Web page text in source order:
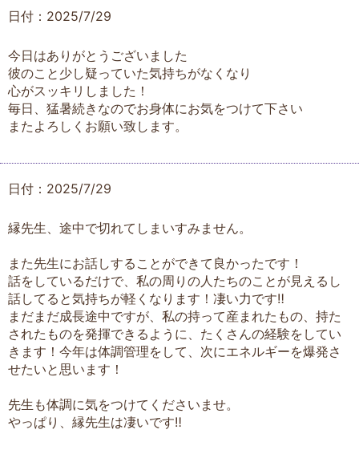
日付：2025/7/29
今日はありがとうございました
彼のこと少し疑っていた気持ちがなくなり
心がスッキリしました！
毎日、猛暑続きなのでお身体にお気をつけて下さい
またよろしくお願い致します。
日付：2025/7/29
縁先生、途中で切れてしまいすみません。
また先生にお話しすることができて良かったです！
話をしているだけで、私の周りの人たちのことが見えるし
話してると気持ちが軽くなります！凄い力です‼︎
まだまだ成長途中ですが、私の持って産まれたもの、持た
されたものを発揮できるように、たくさんの経験をしてい
きます！今年は体調管理をして、次にエネルギーを爆発さ
せたいと思います！
先生も体調に気をつけてくださいませ。
やっぱり、縁先生は凄いです‼︎